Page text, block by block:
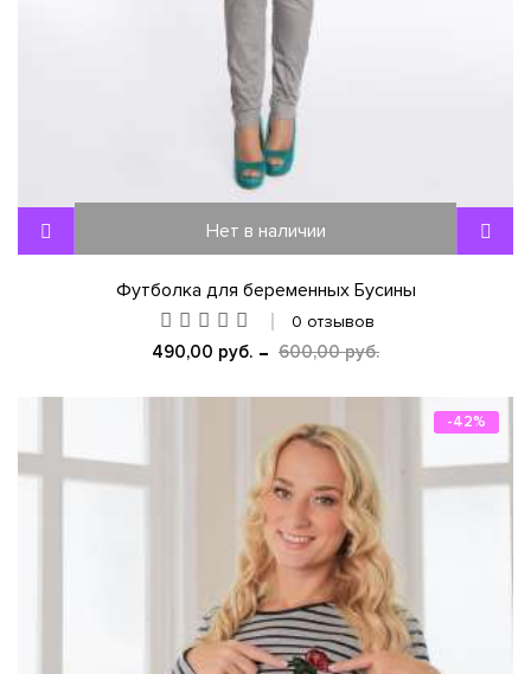
Нет в наличии
Футболка для беременных Бусины
0 отзывов
490,00 руб. 600,00 руб.
-42%